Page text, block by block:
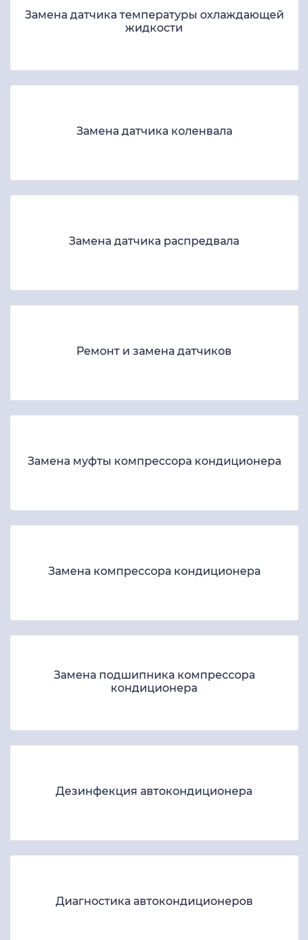
Замена датчика температуры охлаждающей
жидкости
Замена датчика коленвала
Замена датчика распредвала
Ремонт и замена датчиков
Замена муфты компрессора кондиционера
Замена компрессора кондиционера
Замена подшипника компрессора
кондиционера
Дезинфекция автокондиционера
Диагностика автокондиционеров